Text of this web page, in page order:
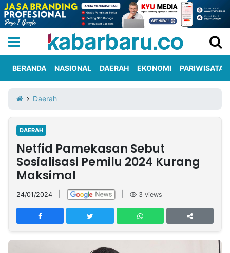
Iklan
Berita
Kami
Nasional
International
Olahraga
Entertainment
Daerah
Pariwisata
Kuliner
Kolom
Network
PT
TREETAN
INDONESIA
BERANDA NASIONAL DAERAH EKONOMI PARIWISATA
Daerah
DAERAH
Netfid Pamekasan Sebut
Sosialisasi Pemilu 2024 Kurang
Maksimal
24/01/2024 3 views